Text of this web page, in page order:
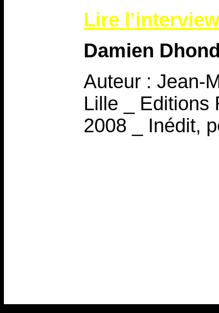
Lire
Damien
Auteur : Jean-
Lille _ Editions
2008 _ Inédit,